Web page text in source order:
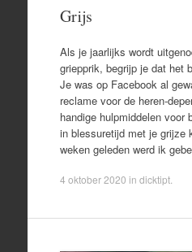
Grijs
Als je jaarlijks wordt
griepprik, begrijp je dat het
Je was op Facebook al
reclame voor de heren-
handige hulpmiddelen voor
in blessuretijd met je grijze
weken geleden werd ik
4 oktober 2020 in dicktipt.